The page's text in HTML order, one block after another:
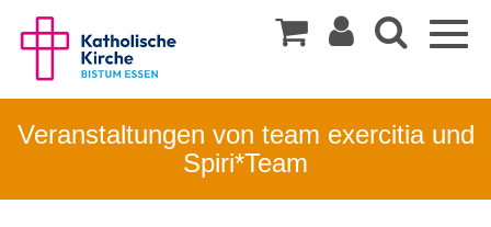
Veranstaltungen von team exercitia und
Spiri*Team